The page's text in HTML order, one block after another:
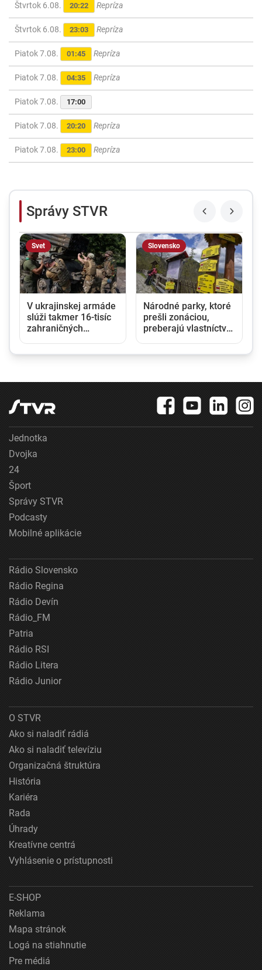
Štvrtok 6.08. 20:22 Repríza
Štvrtok 6.08. 23:03 Repríza
Piatok 7.08. 01:45 Repríza
Piatok 7.08. 04:35 Repríza
Piatok 7.08. 17:00
Piatok 7.08. 20:20 Repríza
Piatok 7.08. 23:00 Repríza
Správy STVR
Svet
V ukrajinskej armáde
slúži takmer 16-tisíc
zahraničných
Slovensko
Národné parky, ktoré
prešli zonáciou,
preberajú vlastníctvo
Jednotka
Dvojka
24
Šport
Správy STVR
Podcasty
Mobilné aplikácie
Rádio Slovensko
Rádio Regina
Rádio Devín
Rádio_FM
Patria
Rádio RSI
Rádio Litera
Rádio Junior
O STVR
Ako si naladiť rádiá
Ako si naladiť televíziu
Organizačná štruktúra
História
Kariéra
Rada
Úhrady
Kreatívne centrá
Vyhlásenie o prístupnosti
E-SHOP
Reklama
Mapa stránok
Logá na stiahnutie
Pre médiá